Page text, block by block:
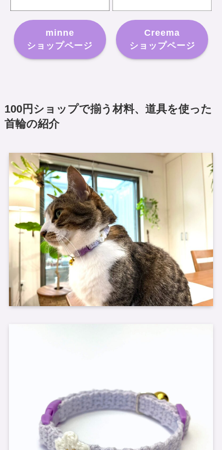
minne
ショップページ
Creema
ショップページ
100円ショップで揃う材料、道具を使った
首輪の紹介